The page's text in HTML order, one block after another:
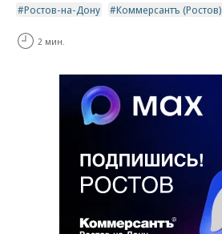
Ростов-на-Дону
Коммерсантъ (Ростов)
2 мин.